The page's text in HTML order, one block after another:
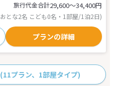
旅行代金合計29,600〜34,400円
とな2名 こども0名・1部屋/1泊2日)
プランの詳細
(11プラン、1部屋タイプ)